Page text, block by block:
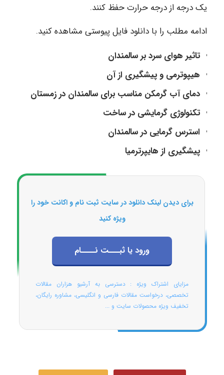
یک درجه از درجه حرارت حفظ کنند.
ادامه مطلب را با دانلود فایل پیوستی مشاهده کنید.
تاثیر هوای سرد بر سالمندان
هیپوترمی و پیشگیری از آن
دمای آب گرمکن مناسب برای سالمندان در زمستان
تکنولوژی گرمایشی در ساخت
استرس گرمایی در سالمندان
پیشگیری از هایپرترمیا
برای دیدن لینک دانلود در سایت ثبت نام و اکانت خود را
ویژه کنید
ورود یا ثبـــت نــــام
مزایای اشتراک ویژه : دسترسی به آرشیو هزاران مقالات
تخصصی، درخواست مقالات فارسی و انگلیسی، مشاوره رایگان،
تخفیف ویژه محصولات سایت و ...